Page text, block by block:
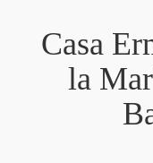
Casa
la